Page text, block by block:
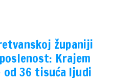
županiji
Krajem
od 36 tisuća ljudi